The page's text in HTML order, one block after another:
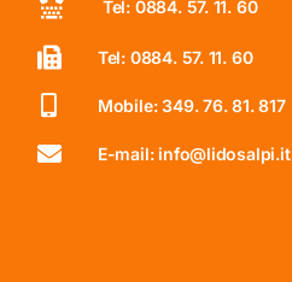
Tel: 0884. 57. 11. 60
Tel: 0884. 57. 11. 60
Mobile: 349. 76. 81. 817
E-mail: info@lidosalpi.it